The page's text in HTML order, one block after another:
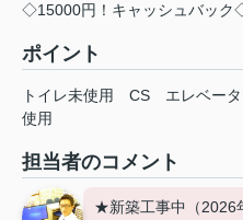
◇15000円！キャッシュバック
ポイント
トイレ未使用 CS エレベー
使用
担当者のコメント
★新築工事中（2026